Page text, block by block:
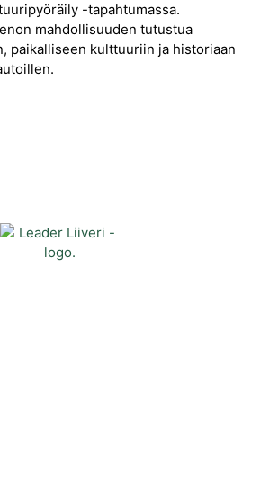
-tapahtumassa.
mahdollisuuden tutustua
paikalliseen kulttuuriin ja historiaan